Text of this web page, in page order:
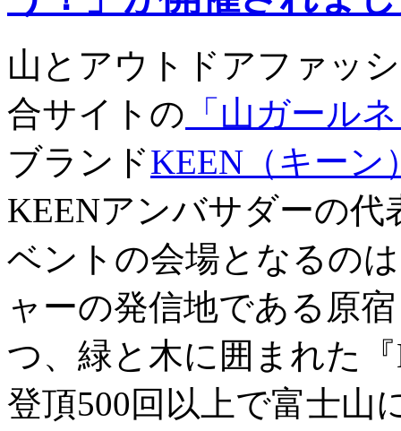
山とアウトドアファッ
合サイトの 「山ガール
ブランドKEEN（キーン
KEENアンバサダーの
ベントの会場となるの
ャーの発信地である原
つ、緑と木に囲まれた『
登頂500回以上で富士山